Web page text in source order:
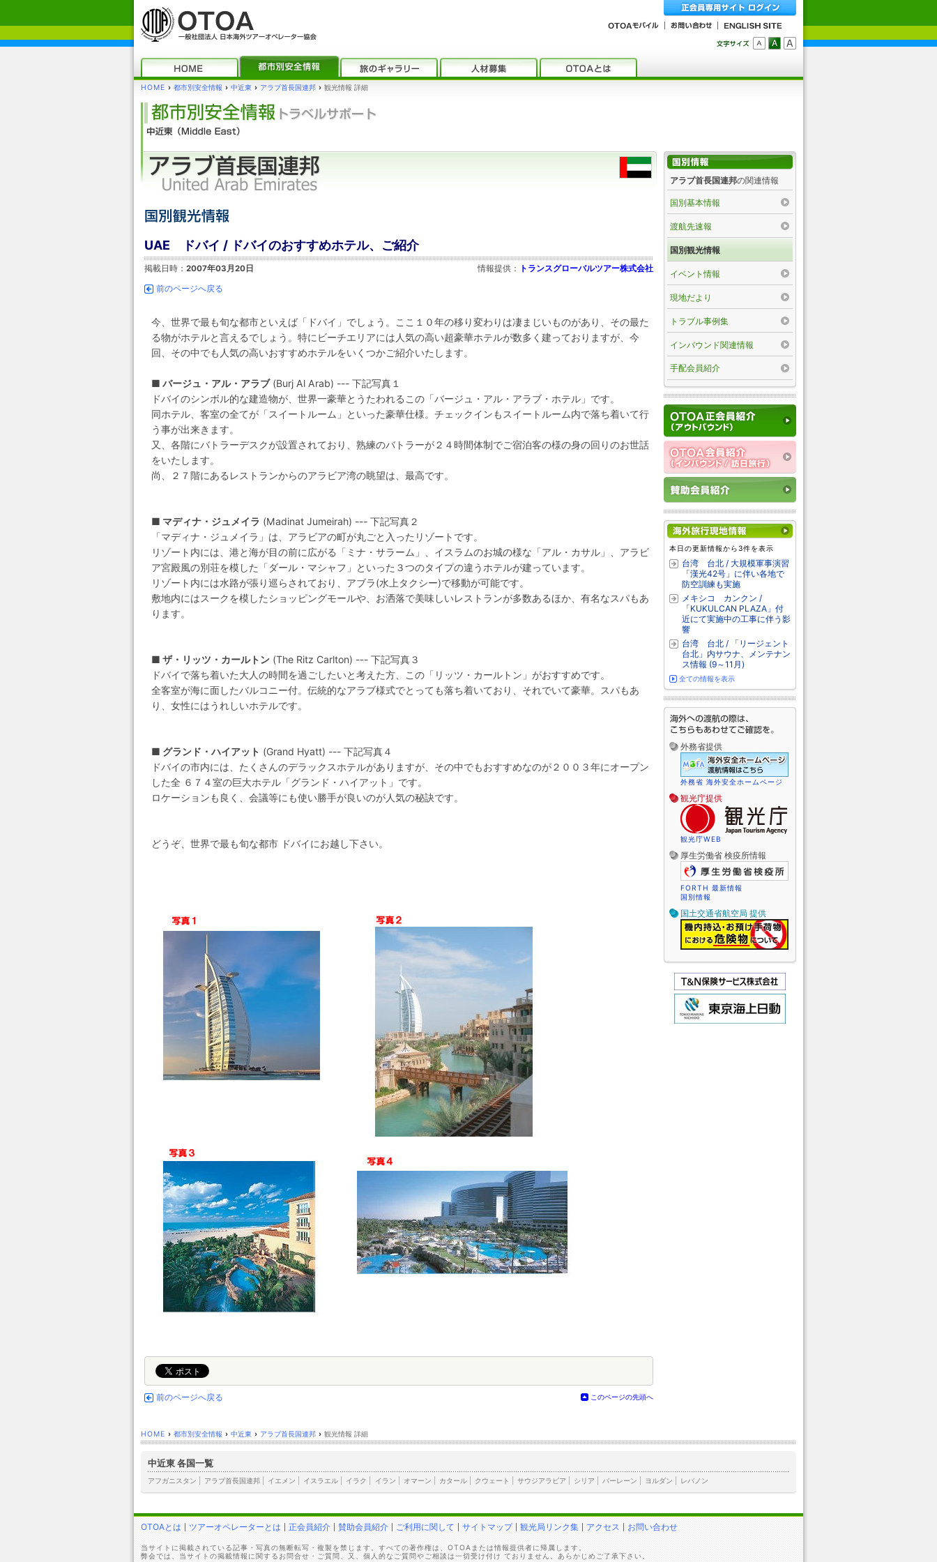
HOME › 都市別安全情報 › 中近東 › アラブ首長国連邦 › 観光情報 詳細
UAE ドバイ / ドバイのおすすめホテル、ご紹介
掲載日時： 2007年03月20日 情報提供： トランスグローバルツアー株式会社
前のページへ戻る
今、世界で最も旬な都市といえば「ドバイ」でしょう。ここ１０年の移り変わりは凄まじいものがあり、その最た
る物がホテルと言えるでしょう。特にビーチエリアには人気の高い超豪華ホテルが数多く建っておりますが、今
回、その中でも人気の高いおすすめホテルをいくつかご紹介いたします。
■ バージュ・アル・アラブ(Burj Al Arab) --- 下記写真１
ドバイのシンボル的な建造物が、世界一豪華とうたわれるこの「バージュ・アル・アラブ・ホテル」です。
同ホテル、客室の全てが「スイートルーム」といった豪華仕様。チェックインもスイートルーム内で落ち着いて行
う事が出来きます。
又、各階にバトラーデスクが設置されており、熟練のバトラーが２４時間体制でご宿泊客の様の身の回りのお世話
をいたします。
尚、２７階にあるレストランからのアラビア湾の眺望は、最高です。
■ マディナ・ジュメイラ (Madinat Jumeirah) --- 下記写真２
「マディナ・ジュメイラ」は、アラビアの町が丸ごと入ったリゾートです。
リゾート内には、港と海が目の前に広がる「ミナ・サラーム」、イスラムのお城の様な「アル・カサル」、アラビ
ア宮殿風の別荘を模した「ダール・マシャフ」といった３つのタイプの違うホテルが建っています。
リゾート内には水路が張り巡らされており、アブラ(水上タクシー)で移動が可能です。
敷地内にはスークを模したショッピングモールや、お洒落で美味しいレストランが多数あるほか、有名なスパもあ
ります。
■ ザ・リッツ・カールトン (The Ritz Carlton) --- 下記写真３
ドバイで落ち着いた大人の時間を過ごしたいと考えた方、この「リッツ・カールトン」がおすすめです。
全客室が海に面したバルコニー付。伝統的なアラブ様式でとっても落ち着いており、それでいて豪華。スパもあ
り、女性にはうれしいホテルです。
■ グランド・ハイアット (Grand Hyatt) --- 下記写真４
ドバイの市内には、たくさんのデラックスホテルがありますが、その中でもおすすめなのが２００３年にオープン
した全 ６７４室の巨大ホテル「グランド・ハイアット」です。
ロケーションも良く、会議等にも使い勝手が良いのが人気の秘訣です。
どうぞ、世界で最も旬な都市 ドバイにお越し下さい。
前のページへ戻る このページの先頭へ
アラブ首長国連邦の関連情報
国別基本情報
渡航先速報
国別観光情報
イベント情報
現地だより
トラブル事例集
インバウンド関連情報
手配会員紹介
本日の更新情報から3件を表示
台湾 台北 / 大規模軍事演習
「漢光42号」に伴い各地で
防空訓練も実施
メキシコ カンクン /
「KUKULCAN PLAZA」付
近にて実施中の工事に伴う影
響
台湾 台北 / 「リージェント
台北」内サウナ、メンテナン
ス情報 (9～11月)
全ての情報を表示
外務省提供
外務省 海外安全ホームページ
観光庁提供
観光庁WEB
厚生労働省 検疫所情報
FORTH 最新情報
国別情報
国土交通省航空局 提供
HOME › 都市別安全情報 › 中近東 › アラブ首長国連邦 › 観光情報 詳細
中近東 各国一覧
アフガニスタン アラブ首長国連邦 イエメン イスラエル イラク イラン オマーン カタール| クウェート サウジアラビア シリア バーレーン ヨルダン レバノン
OTOAとは ツアーオペレーターとは 正会員紹介 賛助会員紹介 ご利用に関して サイトマップ 観光局リンク集 アクセス お問い合わせ
当サイトに掲載されている記事・写真の無断転写・複製を禁じます。すべての著作権は、OTOAまたは情報提供者に帰属します。
弊会では、当サイトの掲載情報に関するお問合せ・ご質問、又、個人的なご質問やご相談は一切受け付け ておりません。あらかじめご了承下さい。